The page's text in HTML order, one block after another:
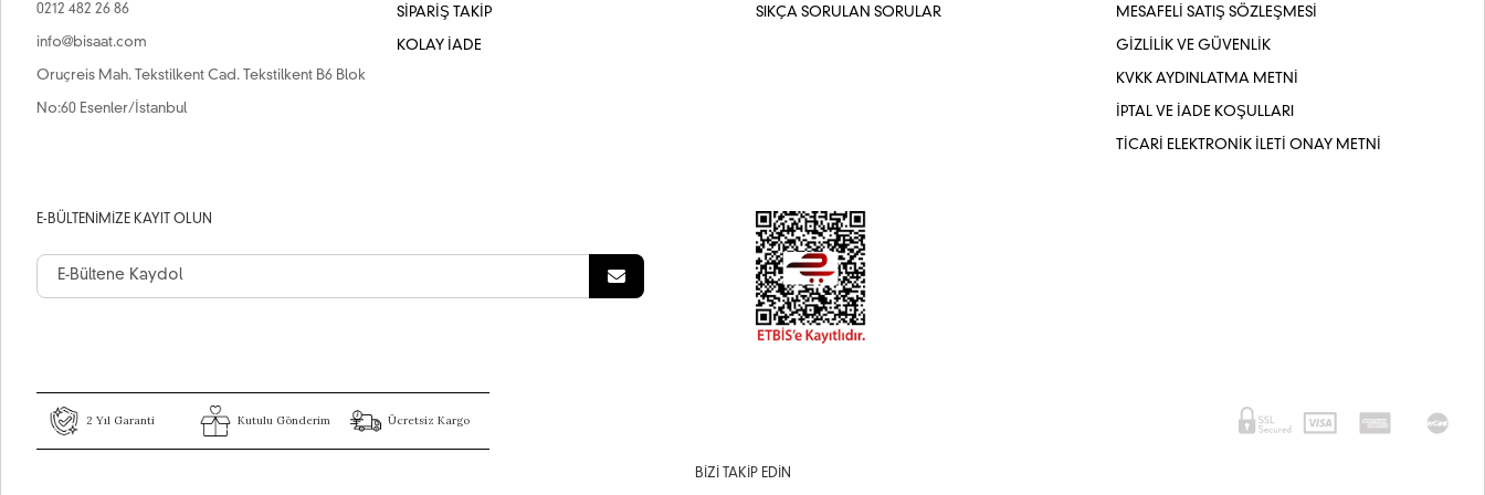
0212 482 26 86
info@bisaat.com
Oruçreis Mah. Tekstilkent Cad. Tekstilkent B6 Blok
No:60 Esenler/İstanbul
SİPARİŞ TAKİP
KOLAY İADE
SIKÇA SORULAN SORULAR MESAFELİ SATIŞ SÖZLEŞMESİ
GİZLİLİK VE GÜVENLİK
KVKK AYDINLATMA METNİ
İPTAL VE İADE KOŞULLARI
TİCARİ ELEKTRONİK İLETİ ONAY METNİ
E-BÜLTENIMIZE KAYIT OLUN
2 Yıl Garanti Kutulu Gönderim Ücretsiz Kargo
BIZI TAKIP EDIN